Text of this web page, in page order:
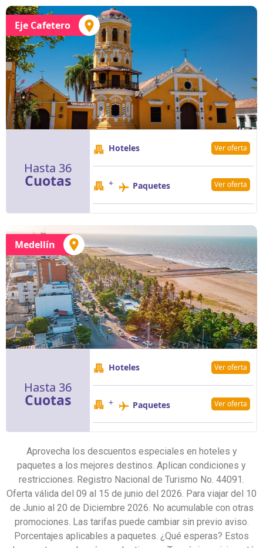
Eje Cafetero
Hasta 36
Cuotas
Hoteles Ver oferta
+ Paquetes Ver oferta
Medellín
Hasta 36
Cuotas
Hoteles Ver oferta
+ Paquetes Ver oferta
Aprovecha los descuentos especiales en hoteles y
paquetes a los mejores destinos. Aplican condiciones y
restricciones. Registro Nacional de Turismo No. 44091.
Oferta válida del 09 al 15 de junio del 2026. Para viajar del 10
de Junio al 20 de Diciembre 2026. No acumulable con otras
promociones. Las tarifas puede cambiar sin previo aviso.
Porcentajes aplicables a paquetes. ¿Qué esperas? Estos